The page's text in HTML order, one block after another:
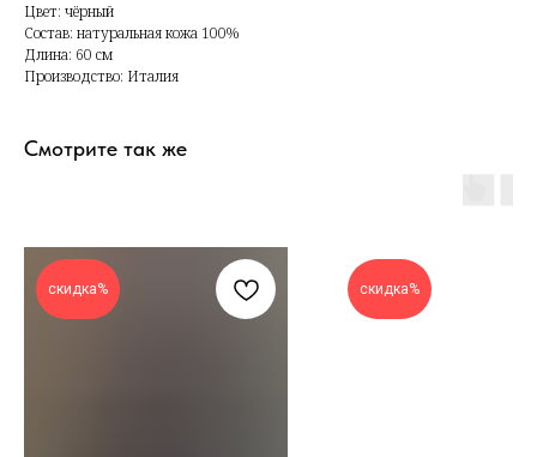
Цвет: чёрный
Состав: натуральная кожа 100%
Длина: 60 см
Производство: Италия
Смотрите так же
скидка% скидка%